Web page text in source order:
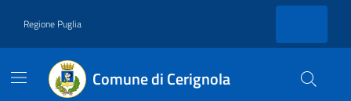
Regione Puglia
Comune di Cerignola